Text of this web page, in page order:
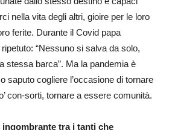
nella vita degli altri, gioire per le loro
ferite. Durante il Covid papa
“Nessuno si salva da solo,
stessa barca”. Ma la pandemia è
saputo cogliere l’occasione di tornare
con-sorti, tornare a essere comunità.
ingombrante tra i tanti che